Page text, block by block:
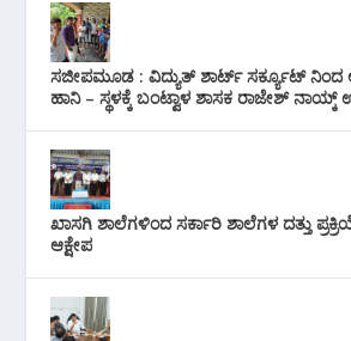
ಸಜೀಪಮೂಡ : ವಿದ್ಯುತ್ ಶಾರ್ಟ್ ಸರ್ಕ್ಯೂಟ್‌
ಹಾನಿ – ಸ್ಥಳಕ್ಕೆ ಬಂಟ್ವಾಳ ಶಾಸಕ ರಾಜೇಶ್ ನಾಯ್ಕ್
ಖಾಸಗಿ ಶಾಲೆಗಳಿಂದ ಸರ್ಕಾರಿ ಶಾಲೆಗಳ ದತ್ತು
ಆಕ್ಷೇಪ